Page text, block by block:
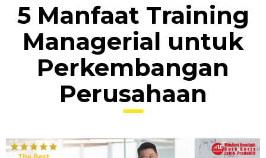
5 Manfaat Training
Managerial untuk
Perkembangan
Perusahaan